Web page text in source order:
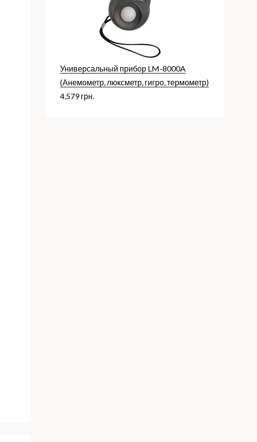
Универсальный прибор LM-8000A
(Анемометр, люксметр, гигро, термометр)
4,579грн.